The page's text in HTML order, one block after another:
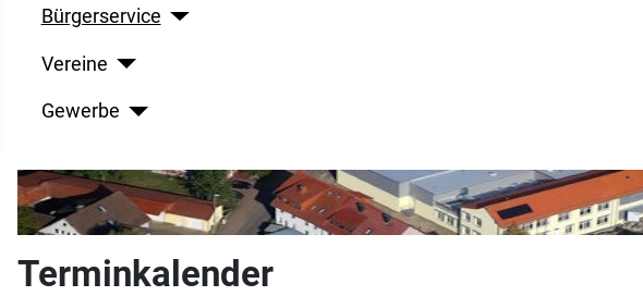
Bürgerservice
Vereine
Gewerbe
Terminkalender